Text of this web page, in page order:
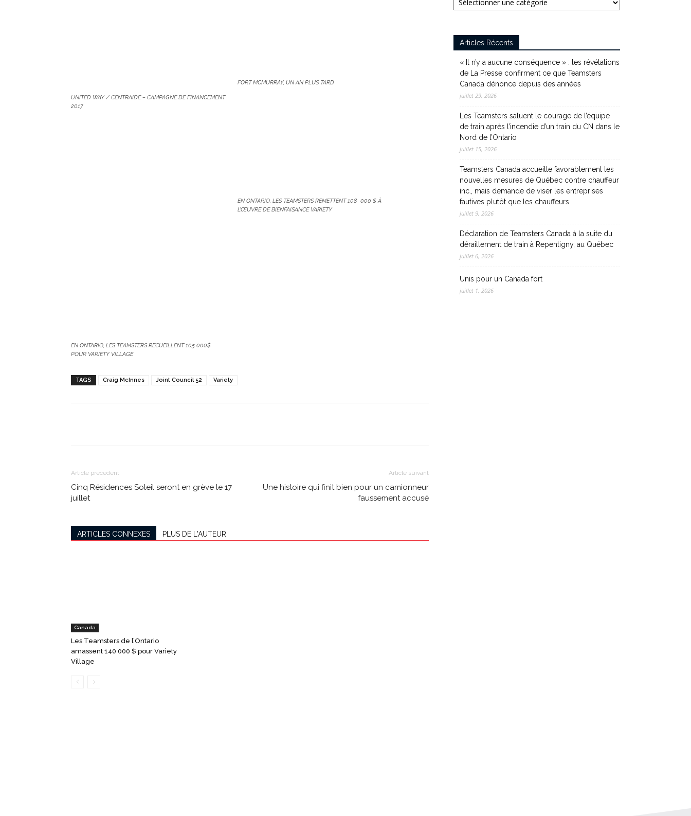
UNITED WAY / CENTRAIDE – CAMPAGNE DE FINANCEMENT
2017
FORT MCMURRAY, UN AN PLUS TARD
EN ONTARIO, LES TEAMSTERS REMETTENT 108 000 $ À
L’ŒUVRE DE BIENFAISANCE VARIETY
EN ONTARIO, LES TEAMSTERS RECUEILLENT 105 000$
POUR VARIETY VILLAGE
TAGS Craig McInnes Joint Council 52 Variety
Article précédent
Cinq Résidences Soleil seront en grève le 17
juillet
Article suivant
Une histoire qui finit bien pour un camionneur
faussement accusé
ARTICLES CONNEXES PLUS DE L'AUTEUR
Canada
Les Teamsters de l’Ontario
amassent 140 000 $ pour Variety
Village
Articles Récents
« Il n’y a aucune conséquence » : les révélations
de La Presse confirment ce que Teamsters
Canada dénonce depuis des années
juillet 29, 2026
Les Teamsters saluent le courage de l’équipe
de train après l’incendie d’un train du CN dans le
Nord de l’Ontario
juillet 15, 2026
Teamsters Canada accueille favorablement les
nouvelles mesures de Québec contre chauffeur
inc., mais demande de viser les entreprises
fautives plutôt que les chauffeurs
juillet 9, 2026
Déclaration de Teamsters Canada à la suite du
déraillement de train à Repentigny, au Québec
juillet 6, 2026
Unis pour un Canada fort
juillet 1, 2026